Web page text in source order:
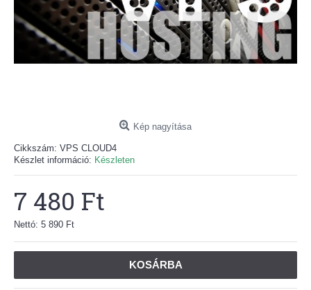
Kép nagyítása
Cikkszám: VPS CLOUD4
Készlet információ: Készleten
7 480 Ft
Nettó: 5 890 Ft
KOSÁRBA